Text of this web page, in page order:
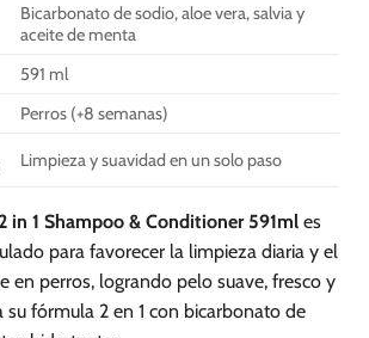
Bicarbonato de sodio, aloe vera, salvia y
aceite de menta
591 ml
Perros (+8 semanas)
Limpieza y suavidad en un solo paso
in 1 Shampoo & Conditioner 591ml es
para favorecer la limpieza diaria y el
en perros, logrando pelo suave, fresco y
su fórmula 2 en 1 con bicarbonato de